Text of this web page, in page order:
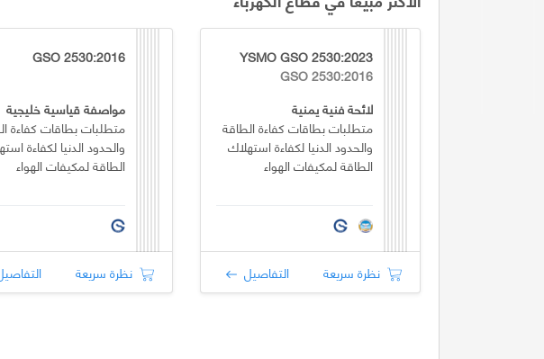
YSMO GSO 2530:2023
GSO 2530:2016
لائحة فنية يمنية
متطلبات بطاقات كفاءة الطاقة
والحدود الدنيا لكفاءة استهلاك
الطاقة لمكيفات الهواء
نظرة سريعة التفاصيل
GSO 2530:2016
مواصفة قياسية خليجية
متطلبات بطاقات كفاءة
والحدود الدنيا لكفاءة
الطاقة لمكيفات الهواء
نظرة سريعة